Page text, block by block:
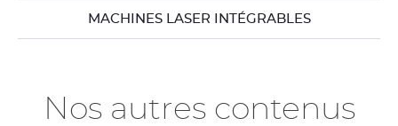
MACHINES LASER INTÉGRABLES
Nos autres contenus